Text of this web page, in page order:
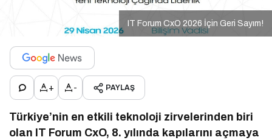
IT Forum CxO 2026 İçin Geri Sayım!
+ - PAYLAŞ
Türkiye’nin en etkili teknoloji zirvelerinden biri
olan IT Forum CxO, 8. yılında kapılarını açmaya